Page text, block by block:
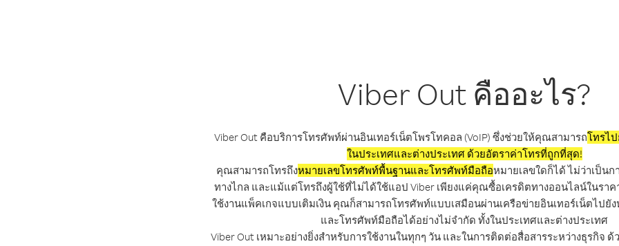
Viber Out คืออะไร?
Viber Out คือบริการโทรศัพท์ผ่านอินเทอร์เน็ตโพรโทคอล (VoIP) ซึ่งช่วยให้คุณสามารถโทรไ
ในประเทศและต่างประเทศ ด้วยอัตราค่าโทรที่ถูกที่สุด!
คุณสามารถโทรถึงหมายเลขโทรศัพท์พื้นฐานและโทรศัพท์มือถือหมายเลขใดก็ได้ ไม่ว่าเป็น
ทางไกล และแม้แต่โทรถึงผู้ใช้ที่ไม่ได้ใช้แอป Viber เพียงแค่คุณซื้อเครดิตทางออนไลน์ในรา
ใช้งานแพ็คเกจแบบเติมเงิน คุณก็สามารถโทรศัพท์แบบเสมือนผ่านเครือข่ายอินเทอร์เน็ตไปยั
และโทรศัพท์มือถือได้อย่างไม่จำกัด ทั้งในประเทศและต่างประเทศ
Viber Out เหมาะอย่างยิ่งสำหรับการใช้งานในทุกๆ วัน และในการติดต่อสื่อสารระหว่างธุรกิจ